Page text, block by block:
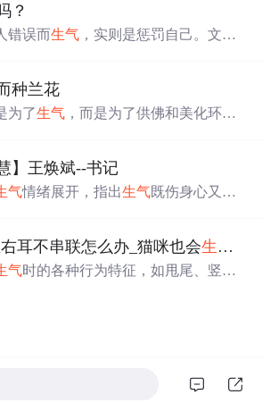
？
错误而生气 ，实则是惩罚自己。文章
气需智慧和勇气。
种兰花
为了生气 ，而是为了供佛和美化环
】王焕斌--书记
气情绪展开，指出生气既伤身心又不
恩，将怒气化为行动力，以平和心态
耳不串联怎么办_猫咪也会生气
气时的各种行为特征，如甩尾、竖